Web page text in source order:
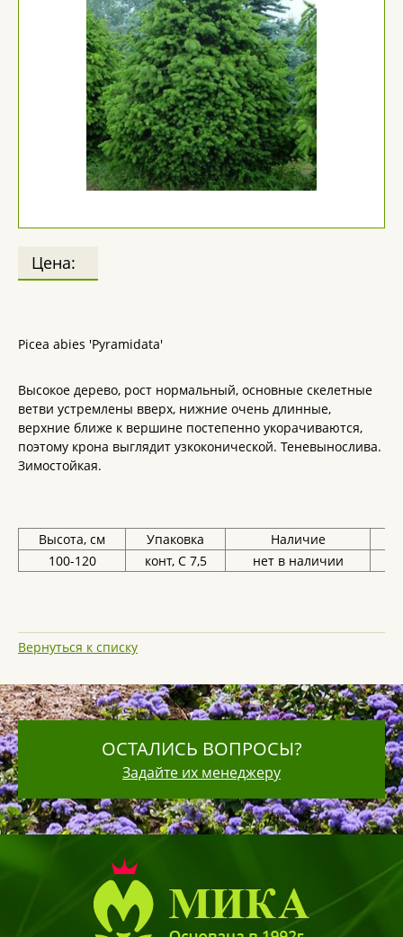
Цена:
Picea abies 'Pyramidata'
Высокое дерево, рост нормальный, основные скелетные
ветви устремлены вверх, нижние очень длинные,
верхние ближе к вершине постепенно укорачиваются,
поэтому крона выглядит узкоконической. Теневынослива.
Зимостойкая.
Высота, см Упаковка Наличие
100-120
конт, С 7,5 нет в наличии
Вернуться к списку
ОСТАЛИСЬ ВОПРОСЫ?
Задайте их менеджеру